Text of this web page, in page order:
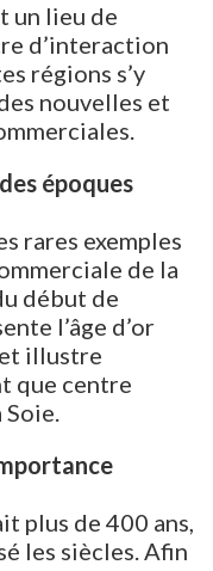
un lieu de
d’interaction
régions s’y
nouvelles et
époques
rares exemples
de la
début de
l’âge d’or
illustre
que centre
Soie.
plus de 400 ans,
les siècles. Afin